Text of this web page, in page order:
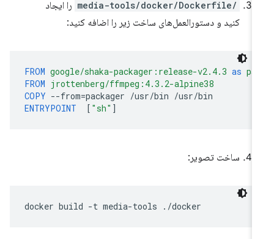
/media-tools/docker/Dockerfile
را ایجاد
کنید و دستورالعمل‌های ساخت زیر را اضافه کنید:
FROM google/shaka-packager:release-v2.4.3 as
FROM jrottenberg/ffmpeg:4.3.2-alpine38
COPY --from=packager /usr/bin
ENTRYPOINT
["sh"
ساخت تصویر:
docker build -t media-tools